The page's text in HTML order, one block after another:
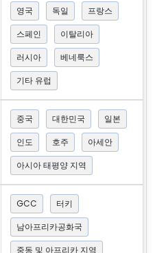
영국 독일
프랑스
스페인
이탈리아
러시아
베네룩스
기타 유럽
중국 대한민국
일본
인도
호주
아세안
아시아 태평양 지역
GCC
터키
남아프리카공화국
중동 및 아프리카 지역